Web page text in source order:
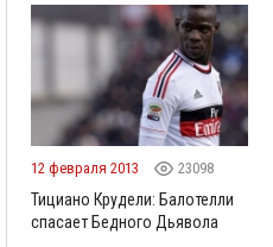
12 февраля 2013 23098
Тициано Крудели: Балотелли
спасает Бедного Дьявола